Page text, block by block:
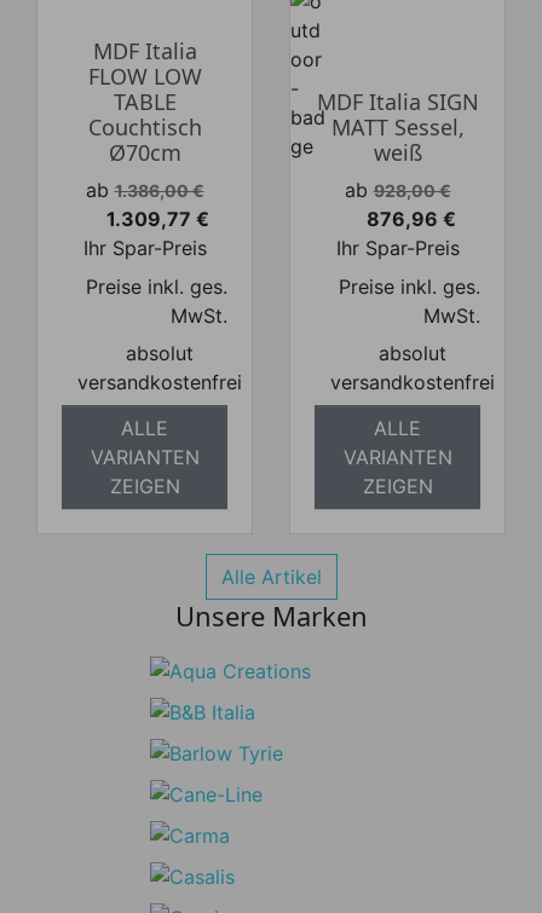
MDF Italia
FLOW LOW
TABLE
Couchtisch
Ø70cm
Verkaufspreis
ab 1.386,00 €
Preis
1.309,77 €
Ihr Spar-Preis
Preise inkl. ges.
MwSt.
absolut
versandkostenfrei
ALLE
VARIANTEN
ZEIGEN
MDF Italia SIGN
MATT Sessel,
weiß
Verkaufspreis
ab 928,00 €
Preis
876,96 €
Ihr Spar-Preis
Preise inkl. ges.
MwSt.
absolut
versandkostenfrei
ALLE
VARIANTEN
ZEIGEN
Alle Artikel
Unsere Marken